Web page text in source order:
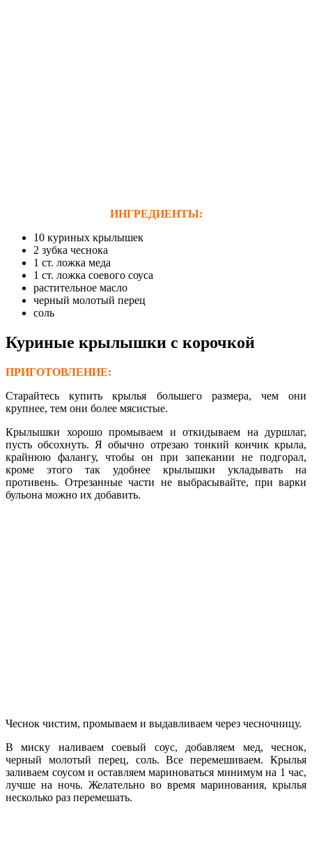
ИНГРЕДИЕНТЫ:
10 куриных крылышек
2 зубка чеснока
1 ст. ложка меда
1 ст. ложка соевого соуса
растительное масло
черный молотый перец
соль
Куриные крылышки с корочкой
ПРИГОТОВЛЕНИЕ:
Старайтесь купить крылья большего размера, чем они
крупнее, тем они более мясистые.
Крылышки хорошо промываем и откидываем на дуршлаг,
пусть обсохнуть. Я обычно отрезаю тонкий кончик крыла,
крайнюю фалангу, чтобы он при запекании не подгорал,
кроме этого так удобнее крылышки укладывать на
противень. Отрезанные части не выбрасывайте, при варки
бульона можно их добавить.
Чеснок чистим, промываем и выдавливаем через чесночницу.
В миску наливаем соевый соус, добавляем мед, чеснок,
черный молотый перец, соль. Все перемешиваем. Крылья
заливаем соусом и оставляем мариноваться минимум на 1 час,
лучше на ночь. Желательно во время маринования, крылья
несколько раз перемешать.